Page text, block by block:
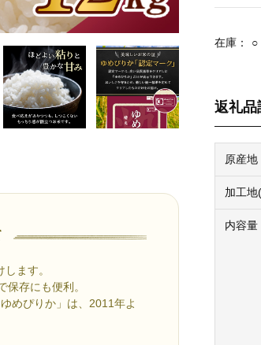
ます。
存にも便利。
めぴりか」は、2011年よ
在庫： ○
返礼品
原産地
加工地
内容量